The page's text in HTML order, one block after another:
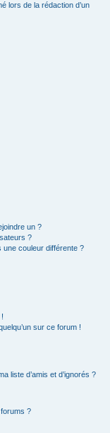
lors de la rédaction d’un
un ?
?
une couleur différente ?
sur ce forum !
liste d’amis et d’ignorés ?
?